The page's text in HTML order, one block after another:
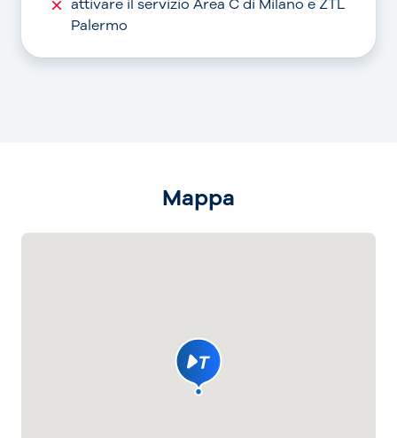
attivare il servizio Area C di Milano e ZTL
Palermo
Mappa